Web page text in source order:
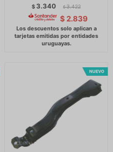
$ 3.340 $ 3.422
$ 2.839